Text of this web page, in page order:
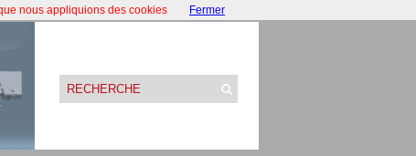
nous appliquions des cookies Fermer